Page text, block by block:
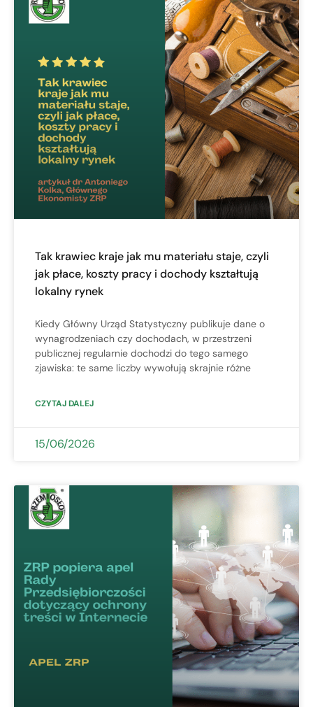
Tak krawiec kraje jak mu materiału staje, czyli
jak płace, koszty pracy i dochody kształtują
lokalny rynek
Kiedy Główny Urząd Statystyczny publikuje dane o
wynagrodzeniach czy dochodach, w przestrzeni
publicznej regularnie dochodzi do tego samego
zjawiska: te same liczby wywołują skrajnie różne
CZYTAJ DALEJ
15/06/2026